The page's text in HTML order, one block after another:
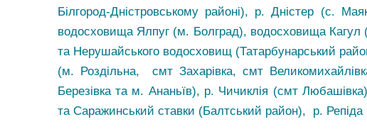
Білгород-Дністровському районі), р. Дністер (с.
водосховища Ялпуг (м. Болград), водосховища Кагул
та Нерушайського водосховищ (Татарбунарський
(м. Роздільна, смт Захарівка, смт
Березівка та м. Ананьїв), р. Чичиклія (смт
та Саражинський ставки (Балтський район), р. Репіда